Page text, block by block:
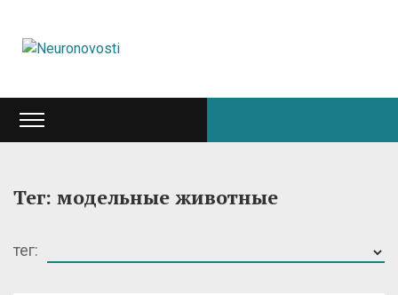
Тег: модельные животные
тег: